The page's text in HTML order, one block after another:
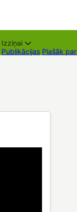
Izziņai
Publikācijas Plašāk